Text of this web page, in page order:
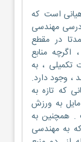
است که
درسی مهندسی
در مقطع
اگرچه منابع
تکمیلی ، به
، وجود دارد.
که تازه به
به ورزش
. همچنین به
به مهندسی